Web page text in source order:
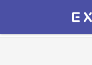
Экзамер —